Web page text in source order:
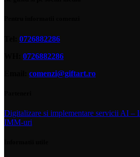
0726882286
0726882286
comenzi@giftart.ro
Digitalizare si implementare servicii AI –
IMM-uri